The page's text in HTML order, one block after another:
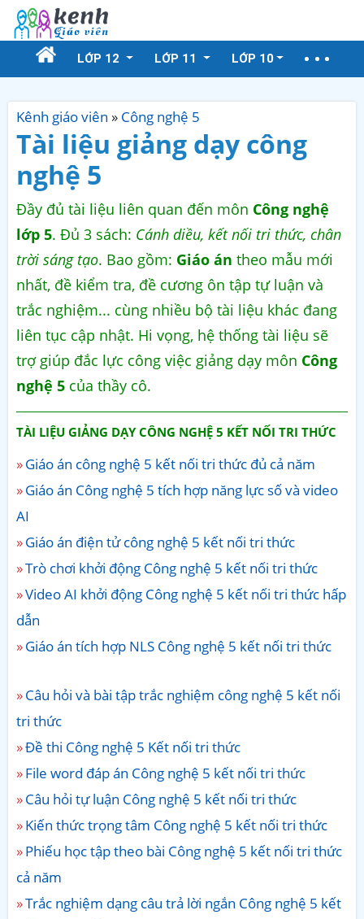
LỚP 12 LỚP 11 LỚP 10
Kênh giáo viên » Công nghệ 5
Tài liệu giảng dạy công
nghệ 5
Đầy đủ tài liệu liên quan đến môn Công nghệ
lớp 5. Đủ 3 sách: Cánh diều, kết nối tri thức, chân
trời sáng tạo. Bao gồm: Giáo án theo mẫu mới
nhất, đề kiểm tra, đề cương ôn tập tự luận và
trắc nghiệm... cùng nhiều bộ tài liệu khác đang
liên tục cập nhật. Hi vọng, hệ thống tài liệu sẽ
trợ giúp đắc lực công việc giảng dạy môn Công
nghệ 5 của thầy cô.
TÀI LIỆU GIẢNG DẠY CÔNG NGHỆ 5 KẾT NỐI TRI THỨC
Giáo án công nghệ 5 kết nối tri thức đủ cả năm
Giáo án Công nghệ 5 tích hợp năng lực số và video
AI
Giáo án điện tử công nghệ 5 kết nối tri thức
Trò chơi khởi động Công nghệ 5 kết nối tri thức
Video AI khởi động Công nghệ 5 kết nối tri thức hấp
dẫn
Giáo án tích hợp NLS Công nghệ 5 kết nối tri thức
Câu hỏi và bài tập trắc nghiệm công nghệ 5 kết nối
tri thức
Đề thi Công nghệ 5 Kết nối tri thức
File word đáp án Công nghệ 5 kết nối tri thức
Câu hỏi tự luận Công nghệ 5 kết nối tri thức
Kiến thức trọng tâm Công nghệ 5 kết nối tri thức
Phiếu học tập theo bài Công nghệ 5 kết nối tri thức
cả năm
Trắc nghiệm dạng câu trả lời ngắn Công nghệ 5 kết